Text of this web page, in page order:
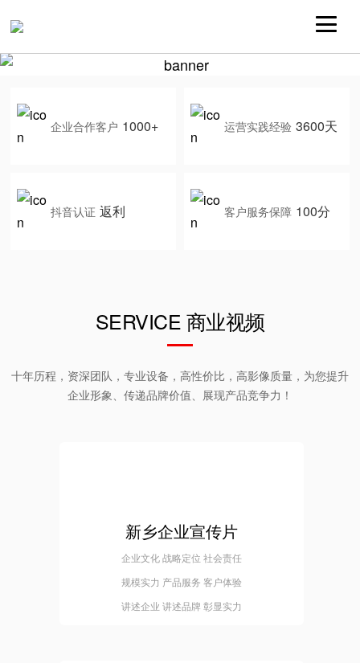
企业合作客户 1000+ 运营实践经验 3600天
抖音认证 返利 客户服务保障 100分
SERVICE 商业视频
十年历程，资深团队，专业设备，高性价比，高影像质量，为您提升
企业形象、传递品牌价值、展现产品竞争力！
新乡企业宣传片
企业文化 战略定位 社会责任
规模实力 产品服务 客户体验
讲述企业 讲述品牌 彰显实力